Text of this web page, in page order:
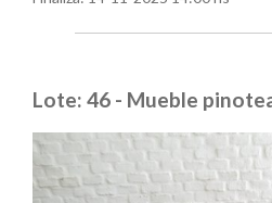
Lote: 46 - Mueble